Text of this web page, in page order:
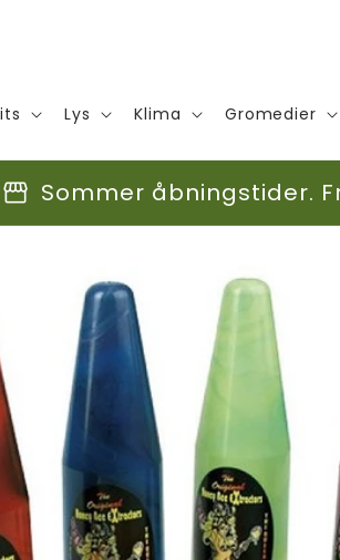
Lys Klima Gromedier
storefront Sommer åbningstider.